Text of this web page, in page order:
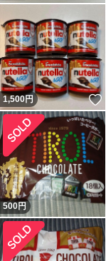
1,500円
500円